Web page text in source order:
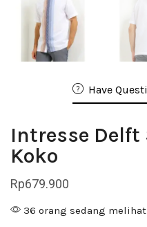
Have
Intresse
Koko
Rp679.900
36 orang sedang